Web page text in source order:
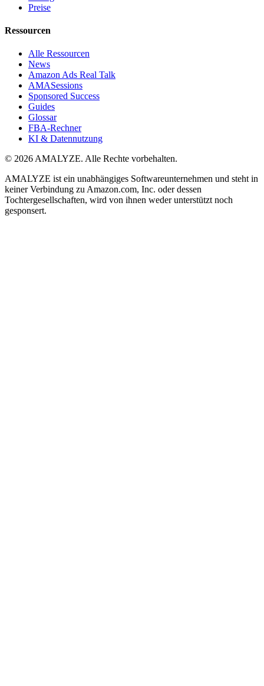
Preise
Ressourcen
Alle Ressourcen
News
Amazon Ads Real Talk
AMASessions
Sponsored Success
Guides
Glossar
FBA-Rechner
KI & Datennutzung
© 2026 AMALYZE. Alle Rechte vorbehalten.
AMALYZE ist ein unabhängiges Softwareunternehmen und steht in
keiner Verbindung zu Amazon.com, Inc. oder dessen
Tochtergesellschaften, wird von ihnen weder unterstützt noch
gesponsert.